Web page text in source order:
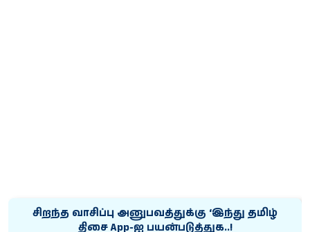
சிறந்த வாசிப்பு அனுபவத்துக்கு ‘இந்து தமிழ்
திசை App-ஐ பயன்படுத்துக..!